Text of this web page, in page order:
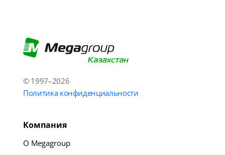
© 1997–2026
Политика конфиденциальности
Компания
О Megagroup